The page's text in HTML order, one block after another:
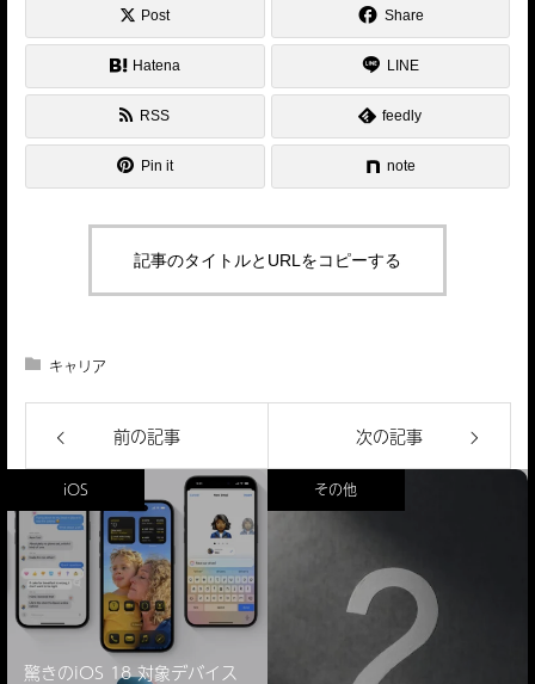
Post Share
Hatena LINE
RSS feedly
Pin it note
記事のタイトルとURLをコピーする
キャリア
前の記事 次の記事
iOS
驚きのiOS 18 対象デバイス
その他